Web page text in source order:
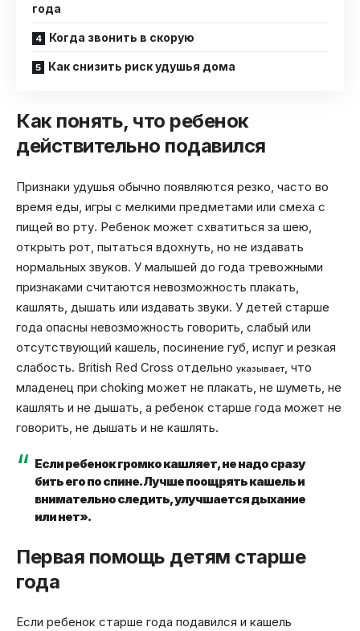
года
Когда звонить в скорую
Как снизить риск удушья дома
Как понять, что ребенок
действительно подавился
Признаки удушья обычно появляются резко, часто во
время еды, игры с мелкими предметами или смеха с
пищей во рту. Ребенок может схватиться за шею,
открыть рот, пытаться вдохнуть, но не издавать
нормальных звуков. У малышей до года тревожными
признаками считаются невозможность плакать,
кашлять, дышать или издавать звуки. У детей старше
года опасны невозможность говорить, слабый или
отсутствующий кашель, посинение губ, испуг и резкая
слабость. British Red Cross отдельно указывает, что
младенец при choking может не плакать, не шуметь, не
кашлять и не дышать, а ребенок старше года может не
говорить, не дышать и не кашлять.
Если ребенок громко кашляет, не надо сразу
бить его по спине. Лучше поощрять кашель и
внимательно следить, улучшается дыхание
или нет».
Первая помощь детям старше
года
Если ребенок старше года подавился и кашель